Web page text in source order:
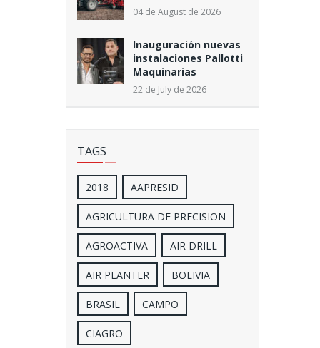
04 de August de 2026
Inauguración nuevas
instalaciones Pallotti
Maquinarias
22 de July de 2026
TAGS
2018 AAPRESID
AGRICULTURA DE PRECISION
AGROACTIVA AIR DRILL
AIR PLANTER BOLIVIA
BRASIL CAMPO
CIAGRO